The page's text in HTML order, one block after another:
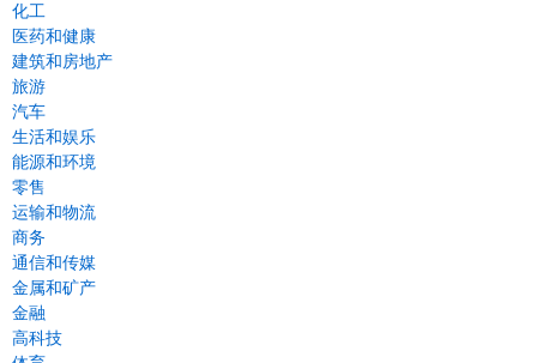
化工
医药和健康
建筑和房地产
旅游
汽车
生活和娱乐
能源和环境
零售
运输和物流
商务
通信和传媒
金属和矿产
金融
高科技